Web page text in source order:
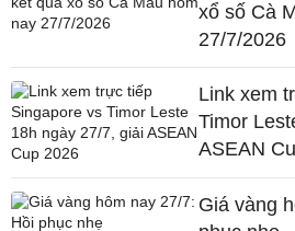
xổ số Cà
27/7/2026
Link xem
Timor
ASEAN
Giá vàng